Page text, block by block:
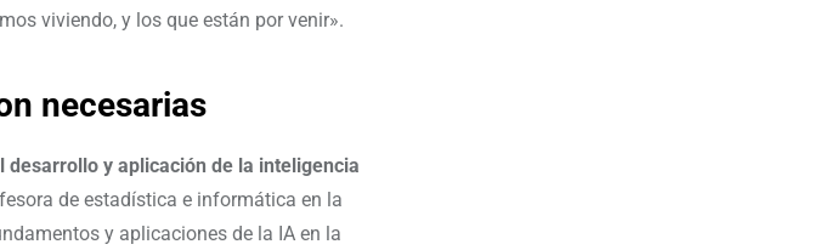
viviendo, y los que están por venir».
necesarias
y aplicación de la inteligencia
de estadística e informática en la
y aplicaciones de la IA en la